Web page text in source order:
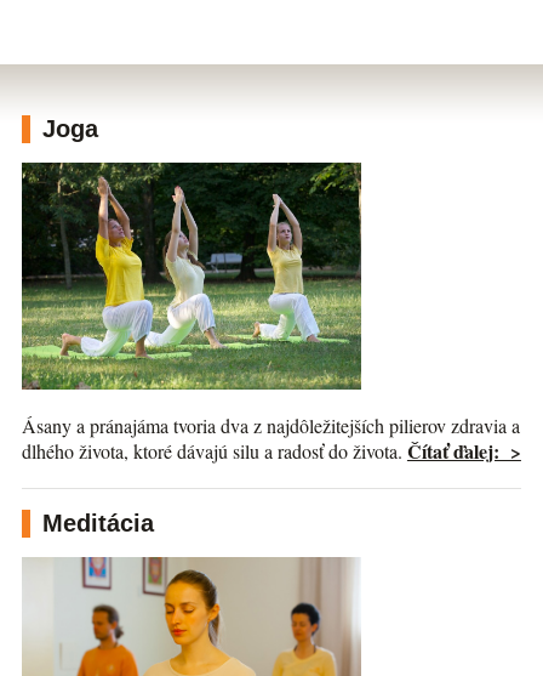
Joga
Ásany a pránajáma tvoria dva z najdôležitejších pilierov zdravia a
dlhého života, ktoré dávajú silu a radosť do života. Čítať ďalej: >
Meditácia